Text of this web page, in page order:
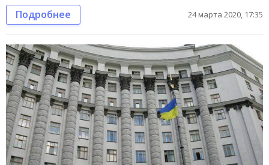
Подробнее 24 марта 2020, 17:35